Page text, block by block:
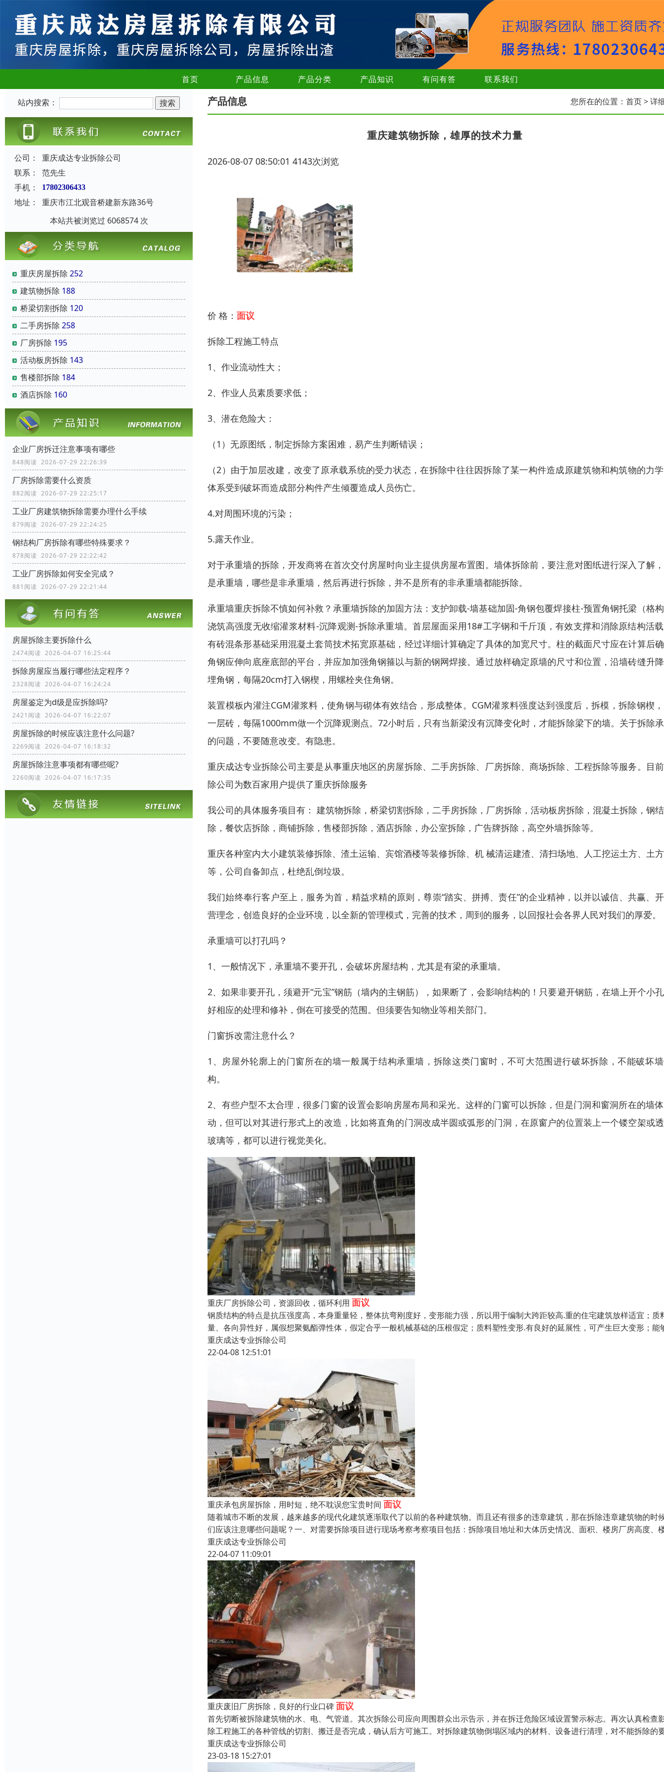
首页 产品信息 产品分类 产品知识 有问有答 联系我们
站内搜索：
公司：
重庆成达专业拆除公司
联系：
范先生
手机：
17802306433
地址：
重庆市江北观音桥建新东路36号
本站共被浏览过 6068574 次
重庆房屋拆除 252
建筑物拆除 188
桥梁切割拆除 120
二手房拆除 258
厂房拆除 195
活动板房拆除 143
售楼部拆除 184
酒店拆除 160
企业厂房拆迁注意事项有哪些
848阅读 2026-07-29 22:26:39
厂房拆除需要什么资质
882阅读 2026-07-29 22:25:17
工业厂房建筑物拆除需要办理什么手续
879阅读 2026-07-29 22:24:25
钢结构厂房拆除有哪些特殊要求？
878阅读 2026-07-29 22:22:42
工业厂房拆除如何安全完成？
881阅读 2026-07-29 22:21:44
房屋拆除主要拆除什么
2474阅读 2026-04-07 16:25:44
拆除房屋应当履行哪些法定程序？
2328阅读 2026-04-07 16:24:24
房屋鉴定为d级是应拆除吗?
2421阅读 2026-04-07 16:22:07
房屋拆除的时候应该注意什么问题?
2269阅读 2026-04-07 16:18:32
房屋拆除注意事项都有哪些呢?
2260阅读 2026-04-07 16:17:35
产品信息 您所在的位置： 首页> 详
重庆建筑物拆除，雄厚的技术力量
2026-08-07 08:50:01 4143次浏览
价 格： 面议
拆除工程施工特点
1、作业流动性大；
2、作业人员素质要求低；
3、潜在危险大：
（1）无原图纸，制定拆除方案困难，易产生判断错误；
（2）由于加层改建，改变了原承载系统的受力状态，在拆除中往往因拆除了某一构件造成原建筑物和构筑物的力
体系受到破坏而造成部分构件产生倾覆造成人员伤亡。
4.对周围环境的污染；
5.露天作业。
对于承重墙的拆除，开发商将在首次交付房屋时向业主提供房屋布置图。墙体拆除前，要注意对图纸进行深入了解
是承重墙，哪些是非承重墙，然后再进行拆除，并不是所有的非承重墙都能拆除。
承重墙重庆拆除不慎如何补救？承重墙拆除的加固方法：支护卸载-墙基础加固-角钢包覆焊接柱-预置角钢托梁（格
浇筑高强度无收缩灌浆材料-沉降观测-拆除承重墙。首层屋面采用18#工字钢和千斤顶，有效支撑和消除原结构活
有砖混条形基础采用混凝土套筒技术拓宽原基础，经过详细计算确定了具体的加宽尺寸。柱的截面尺寸应在计算后
角钢应伸向底座底部的平台，并应加加强角钢箍以与新的钢网焊接。通过放样确定原墙的尺寸和位置，沿墙砖缝升
埋角钢，每隔20cm打入钢楔，用螺栓夹住角钢。
装置模板内灌注CGM灌浆料，使角钢与砌体有效结合，形成整体。CGM灌浆料强度达到强度后，拆模，拆除钢楔
一层砖，每隔1000mm做一个沉降观测点。72小时后，只有当新梁没有沉降变化时，才能拆除梁下的墙。关于拆除
的问题，不要随意改变。有隐患。
重庆成达专业拆除公司主要是从事重庆地区的房屋拆除、二手房拆除、厂房拆除、商场拆除、工程拆除等服务。目
除公司为数百家用户提供了重庆拆除服务
我公司的具体服务项目有： 建筑物拆除，桥梁切割拆除，二手房拆除，厂房拆除，活动板房拆除，混凝土拆除，钢
除，餐饮店拆除，商铺拆除，售楼部拆除，酒店拆除，办公室拆除，广告牌拆除，高空外墙拆除等。
重庆各种室内大小建筑装修拆除、渣土运输、宾馆酒楼等装修拆除、机 械清运建渣、清扫场地、人工挖运土方、土
等，公司自备卸点，杜绝乱倒垃圾。
我们始终奉行客户至上，服务为首，精益求精的原则，尊崇“踏实、拼搏、责任”的企业精神，以并以诚信、共赢、
营理念，创造良好的企业环境，以全新的管理模式，完善的技术，周到的服务，以回报社会各界人民对我们的厚爱。
承重墙可以打孔吗？
1、一般情况下，承重墙不要开孔，会破坏房屋结构，尤其是有梁的承重墙。
2、如果非要开孔，须避开“元宝”钢筋（墙内的主钢筋），如果断了，会影响结构的！只要避开钢筋，在墙上开个小
好相应的处理和修补，倒在可接受的范围。但须要告知物业等相关部门。
门窗拆改需注意什么？
1、房屋外轮廓上的门窗所在的墙一般属于结构承重墙，拆除这类门窗时，不可大范围进行破坏拆除，不能破坏
构。
2、有些户型不太合理，很多门窗的设置会影响房屋布局和采光。这样的门窗可以拆除，但是门洞和窗洞所在的墙
动，但可以对其进行形式上的改造，比如将直角的门洞改成半圆或弧形的门洞，在原窗户的位置装上一个镂空架或
玻璃等，都可以进行视觉美化。
重庆厂房拆除公司，资源回收，循环利用 面议
钢质结构的特点是抗压强度高，本身重量轻，整体抗弯刚度好，变形能力强，所以用于编制大跨距较高.重的住宅建筑放样适宜；质
量、各向异性好，属假想聚氨酯弹性体，假定合乎一般机械基础的压根假定；质料塑性变形.有良好的延展性，可产生巨大变形；能
重庆成达专业拆除公司
22-04-08 12:51:01
重庆承包房屋拆除，用时短，绝不耽误您宝贵时间 面议
随着城市不断的发展，越来越多的现代化建筑逐渐取代了以前的各种建筑物。而且还有很多的违章建筑，那在拆除违章建筑物的时
们应该注意哪些问题呢？一、对需要拆除项目进行现场考察考察项目包括：拆除项目地址和大体历史情况、面积、楼房厂房高度、
重庆成达专业拆除公司
22-04-07 11:09:01
重庆废旧厂房拆除，良好的行业口碑面议
首先切断被拆除建筑物的水、电、气管道。其次拆除公司应向周围群众出示告示，并在拆迁危险区域设置警示标志。再次认真检查
除工程施工的各种管线的切割、搬迁是否完成，确认后方可施工。对拆除建筑物倒塌区域内的材料、设备进行清理，对不能拆除的
重庆成达专业拆除公司
23-03-18 15:27:01